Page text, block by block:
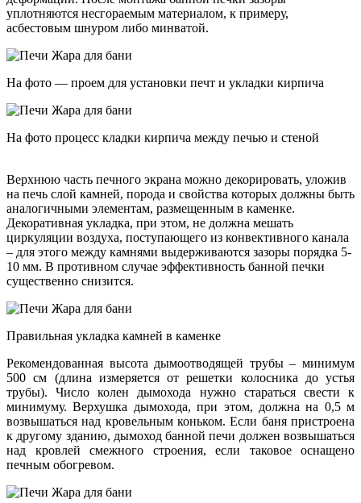
уплотняются несгораемым материалом, к примеру,
асбестовым шнуром либо минватой.
На фото — проем для установки печт и укладки кирпича
На фото процесс кладки кирпича между печью и стеной
Верхнюю часть печного экрана можно декорировать, уложив
на печь слой камней, порода и свойства которых должны быть
аналогичными элементам, размещенным в каменке.
Декоративная укладка, при этом, не должна мешать
циркуляции воздуха, поступающего из конвективного канала
– для этого между камнями выдерживаются зазоры порядка 5-
10 мм. В противном случае эффективность банной печки
существенно снизится.
Правильная укладка камней в каменке
Рекомендованная высота дымоотводящей трубы – минимум
500 см (длина измеряется от решетки колосника до устья
трубы). Число колен дымохода нужно стараться свести к
минимуму. Верхушка дымохода, при этом, должна на 0,5 м
возвышаться над кровельным коньком. Если баня пристроена
к другому зданию, дымоход банной печи должен возвышаться
над кровлей смежного строения, если таковое оснащено
печным обогревом.